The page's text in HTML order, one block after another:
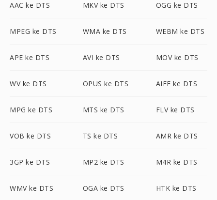
AAC ke DTS MKV ke DTS OGG ke DTS
MPEG ke DTS WMA ke DTS WEBM ke DTS
APE ke DTS AVI ke DTS MOV ke DTS
WV ke DTS OPUS ke DTS AIFF ke DTS
MPG ke DTS MTS ke DTS FLV ke DTS
VOB ke DTS TS ke DTS AMR ke DTS
3GP ke DTS MP2 ke DTS M4R ke DTS
WMV ke DTS OGA ke DTS HTK ke DTS